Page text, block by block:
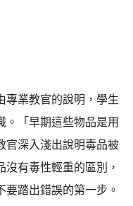
專業教官的說明，學生
。「早期這些物品是用
深入淺出說明毒品被
有毒性輕重的區別，
踏出錯誤的第一步。